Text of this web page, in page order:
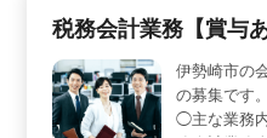
す。 ＜魅力的な給与と
1,400円で、通勤手当も実
がないため安心です。雇用
厚生年金、財形制度と福利
に安定して働くことができ
税務会計業務【賞与あ
伊勢崎市の
の募集です
◯主な業務